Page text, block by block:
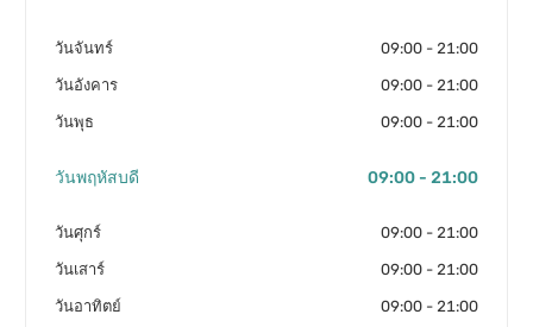
วันจันทร์ 09:00 - 21:00
วันอังคาร 09:00 - 21:00
วันพุธ 09:00 - 21:00
วันพฤหัสบดี 09:00 - 21:00
วันศุกร์ 09:00 - 21:00
วันเสาร์ 09:00 - 21:00
วันอาทิตย์ 09:00 - 21:00